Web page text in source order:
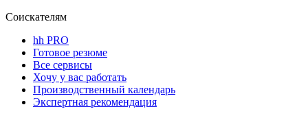
Соискателям
hh PRO
Готовое резюме
Все сервисы
Хочу у вас работать
Производственный календарь
Экспертная рекомендация